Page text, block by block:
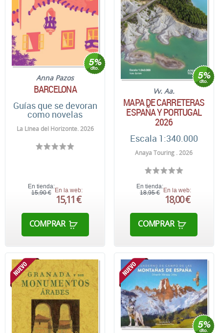
Anna Pazos
BARCELONA
Guías que se devoran
como novelas
La Línea del Horizonte. 2026
En tienda:
15,90 € En la web:
15,11 €
COMPRAR
Vv. Aa.
MAPA DE CARRETERAS
ESPAÑA Y PORTUGAL
2026
Escala 1:340.000
Anaya Touring . 2026
En tienda:
18,95 € En la web:
18,00 €
COMPRAR